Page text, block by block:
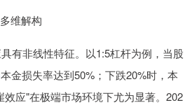
维解构
有非线性特征。以1:5杠杆为例，当股
本金损失率达到50%；下跌20%时，本
应"在极端市场环境下尤为显著。202